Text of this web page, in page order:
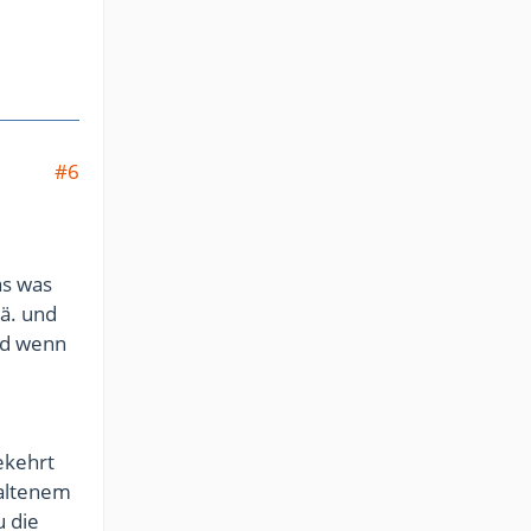
#6
was
und
wenn
die